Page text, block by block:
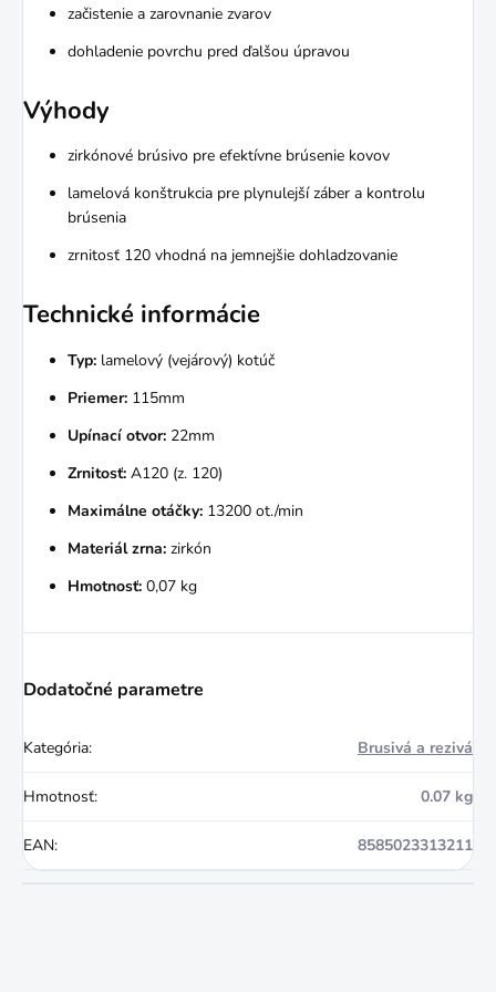
začistenie a zarovnanie zvarov
dohladenie povrchu pred ďalšou úpravou
Výhody
zirkónové brúsivo pre efektívne brúsenie kovov
lamelová konštrukcia pre plynulejší záber a kontrolu
brúsenia
zrnitosť 120 vhodná na jemnejšie dohladzovanie
Technické informácie
Typ: lamelový (vejárový) kotúč
Priemer: 115mm
Upínací otvor: 22mm
Zrnitosť: A120 (z. 120)
Maximálne otáčky: 13200 ot./min
Materiál zrna: zirkón
Hmotnosť: 0,07 kg
Dodatočné parametre
Kategória: Brusivá a rezivá
Hmotnosť: 0.07 kg
EAN: 8585023313211